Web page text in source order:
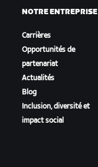
NOTRE ENTREPRISE
Carrières
Opportunités de
partenariat
Actualités
Blog
Inclusion, diversité et
impact social